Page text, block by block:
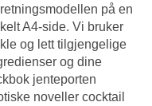
på en
A4-side. Vi bruker
og lett tilgjengelige
og dine
jenteporten
noveller cocktail